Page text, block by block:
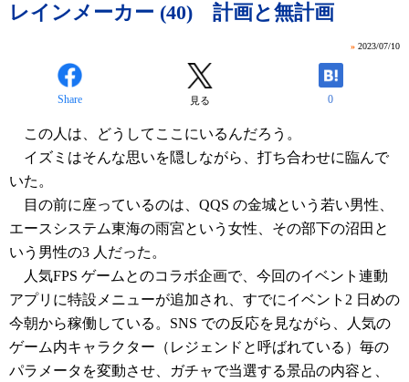
レインメーカー (40) 計画と無計画
» 2023/07/10
Share 見る 0
この人は、どうしてここにいるんだろう。
イズミはそんな思いを隠しながら、打ち合わせに臨んで
いた。
目の前に座っているのは、QQS の金城という若い男性、
エースシステム東海の雨宮という女性、その部下の沼田と
いう男性の3 人だった。
人気FPS ゲームとのコラボ企画で、今回のイベント連動
アプリに特設メニューが追加され、すでにイベント2 日めの
今朝から稼働している。SNS での反応を見ながら、人気の
ゲーム内キャラクター（レジェンドと呼ばれている）毎の
パラメータを変動させ、ガチャで当選する景品の内容と、